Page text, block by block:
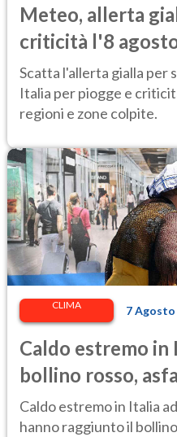
Meteo, allerta
criticità l'8
rischio
Scatta l'allerta gialla per
Italia per piogge e
regioni e zone colpite.
CLIMA 7 Agosto
Caldo estremo in
bollino rosso,
punte di 48° alla
Caldo estremo in Italia
hanno raggiunto il